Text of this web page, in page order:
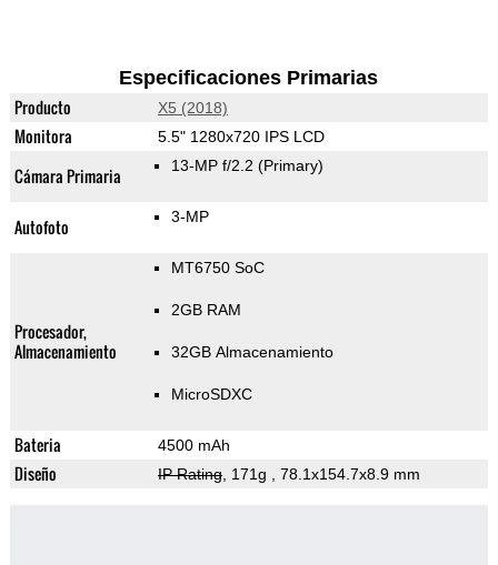
Especificaciones Primarias
Producto X5 (2018)
Monitora 5.5" 1280x720 IPS LCD
Cámara Primaria 13-MP f/2.2 (Primary)
Autofoto 3-MP
Procesador,
Almacenamiento
MT6750 SoC
2GB RAM
32GB Almacenamiento
MicroSDXC
Bateria 4500 mAh
Diseño IP Rating, 171g , 78.1x154.7x8.9 mm